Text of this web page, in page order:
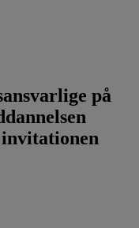
på
invitationen